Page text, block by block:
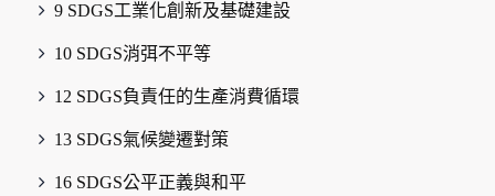
9 SDGS工業化創新及基礎建設
10 SDGS消弭不平等
12 SDGS負責任的生產消費循環
13 SDGS氣候變遷對策
16 SDGS公平正義與和平